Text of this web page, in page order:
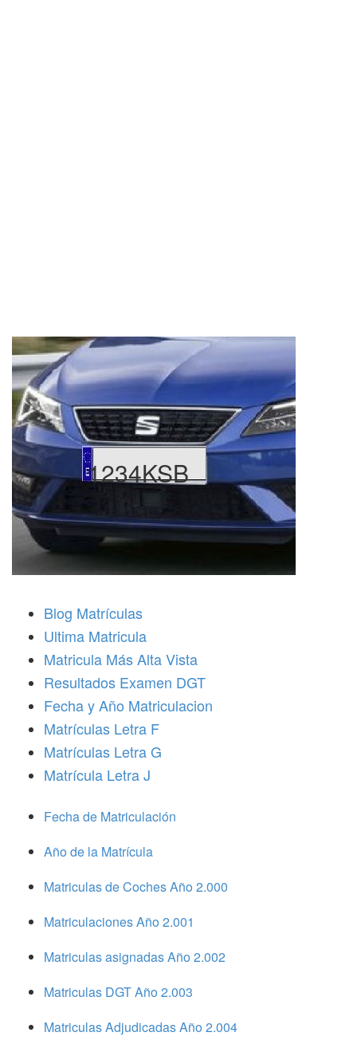
1234KSB
Blog Matrículas
Ultima Matricula
Matricula Más Alta Vista
Resultados Examen DGT
Fecha y Año Matriculacion
Matrículas Letra F
Matrículas Letra G
Matrícula Letra J
Fecha de Matriculación
Año de la Matrícula
Matriculas de Coches Año 2.000
Matriculaciones Año 2.001
Matriculas asignadas Año 2.002
Matriculas DGT Año 2.003
Matriculas Adjudicadas Año 2.004